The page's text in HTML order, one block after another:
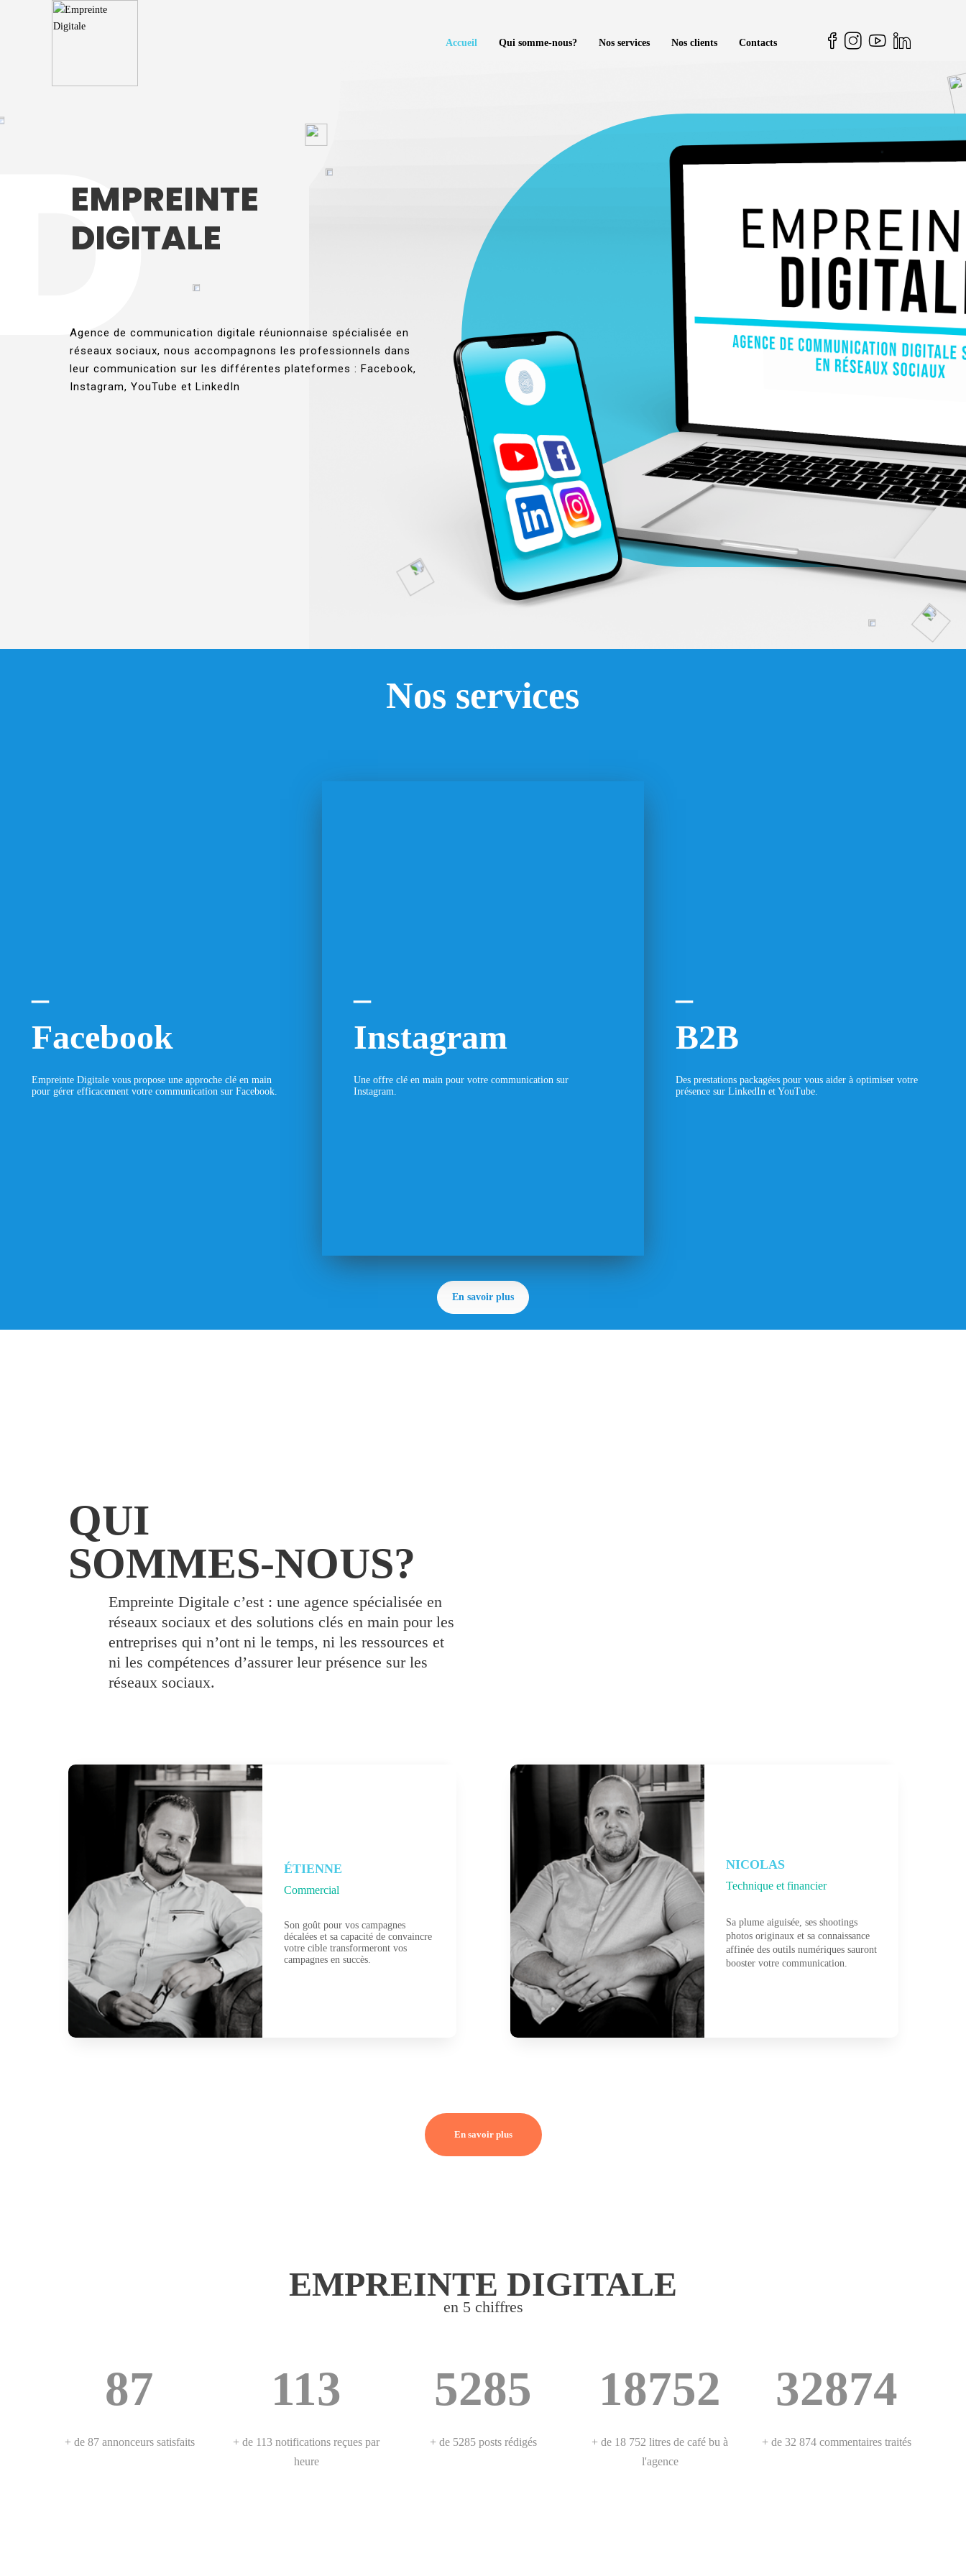
Accueil Qui somme-nous? Nos services Nos clients Contacts
EMPREINTE
DIGITALE
Nos services
–
Facebook
Empreinte Digitale vous propose une approche clé en main
pour gérer efficacement votre communication sur Facebook.
–
Instagram
Une offre clé en main pour votre communication sur
Instagram.
–
B2B
Des prestations packagées pour vous aider à optimiser votre
présence sur LinkedIn et YouTube.
En savoir plus
QUI
SOMMES-NOUS?
Empreinte Digitale c’est : une agence spécialisée en
réseaux sociaux et des solutions clés en main pour les
entreprises qui n’ont ni le temps, ni les ressources et
ni les compétences d’assurer leur présence sur les
réseaux sociaux.
ÉTIENNE
Commercial
Son goût pour vos campagnes
décalées et sa capacité de convaincre
votre cible transformeront vos
campagnes en succès.
NICOLAS
Technique et financier
Sa plume aiguisée, ses shootings
photos originaux et sa connaissance
affinée des outils numériques sauront
booster votre communication.
En savoir plus
EMPREINTE DIGITALE
en 5 chiffres
87
+ de 87 annonceurs satisfaits
113
+ de 113 notifications reçues par
heure
5285
+ de 5285 posts rédigés
18752
+ de 18 752 litres de café bu à
l'agence
32874
+ de 32 874 commentaires traités